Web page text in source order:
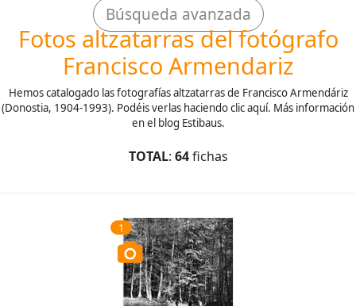
Búsqueda avanzada
Fotos altzatarras del fotógrafo
Francisco Armendariz
Hemos catalogado las fotografías altzatarras de Francisco Armendáriz
(Donostia, 1904-1993). Podéis verlas haciendo clic aquí. Más información
en el blog Estibaus.
TOTAL: 64fichas
1